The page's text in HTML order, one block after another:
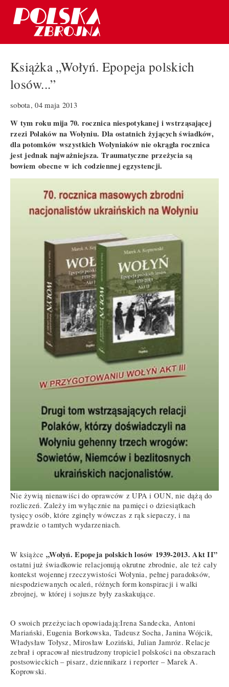
Książka „Wołyń. Epopeja polskich
losów...”
sobota, 04 maja 2013
W tym roku mija 70. rocznica niespotykanej i wstrząsającej
rzezi Polaków na Wołyniu. Dla ostatnich żyjących świadków,
dla potomków wszystkich Wołyniaków nie okrągła rocznica
jest jednak najważniejsza. Traumatyczne przeżycia są
bowiem obecne w ich codziennej egzystencji.
Nie żywią nienawiści do oprawców z UPA i OUN, nie dążą do
rozliczeń. Zależy im wyłącznie na pamięci o dziesiątkach
tysięcy osób, które zginęły wówczas z rąk siepaczy, i na
prawdzie o tamtych wydarzeniach.
W książce „Wołyń. Epopeja polskich losów 1939-2013. Akt II”
ostatni już świadkowie relacjonują okrutne zbrodnie, ale też cały
kontekst wojennej rzeczywistości Wołynia, pełnej paradoksów,
niespodziewanych ocaleń, różnych form konspiracji i walki
zbrojnej, w której i sojusze były zaskakujące.
O swoich przeżyciach opowiadają:Irena Sandecka, Antoni
Mariański, Eugenia Borkowska, Tadeusz Socha, Janina Wójcik,
Władysław Tołysz, Mirosław Łoziński, Julian Jamróz. Relacje
zebrał i opracował niestrudzony tropiciel polskości na obszarach
postsowieckich – pisarz, dziennikarz i reporter – Marek A.
Koprowski.